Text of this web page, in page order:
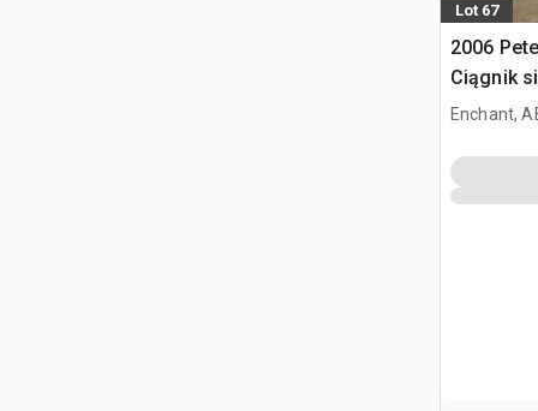
Lot 67
2006
Ciągnik
kabiną
Enchant,